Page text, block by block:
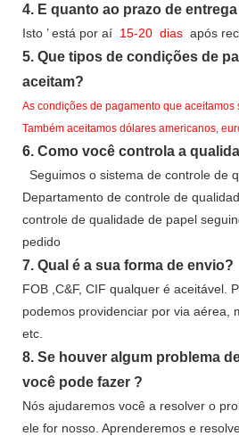
4. E quanto ao prazo de
Isto ’está por aí 15-20 dias após
5. Que tipos de condições de
aceitam?
As condições de pagamento que aceitamos
Também aceitamos dólares americanos,
6. Como você controla a
Seguimos o sistema de controle de
Departamento de controle de
controle de qualidade de papel
pedido
7. Qual é a sua forma de envio?
FOB ,C&F, CIF qualquer é aceitável.
podemos providenciar por via aérea,
etc.
8. Se houver algum problema
você pode fazer ?
Nós ajudaremos você a resolver o
ele for nosso. Aprenderemos e